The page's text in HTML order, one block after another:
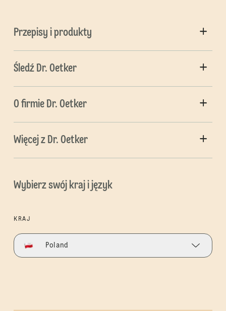
Przepisy i produkty
Śledź Dr. Oetker
O firmie Dr. Oetker
Więcej z Dr. Oetker
Wybierz swój kraj i język
KRAJ
Poland